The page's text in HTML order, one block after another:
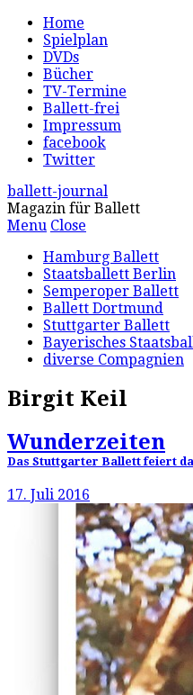
Home
Spielplan
DVDs
Bücher
TV-Termine
Ballett-frei
Impressum
facebook
Twitter
ballett-journal
Magazin für Ballett
Menu Close
Hamburg Ballett
Staatsballett Berlin
Semperoper Ballett
Ballett Dortmund
Stuttgarter Ballett
Bayerisches
diverse Compagnien
Birgit Keil
Wunderzeiten
Das Stuttgarter Ballett feiert
17. Juli 2016